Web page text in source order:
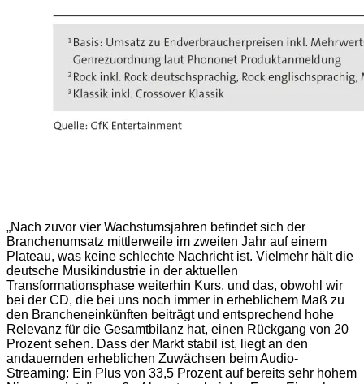
„Nach zuvor vier Wachstumsjahren befindet sich der
Branchenumsatz mittlerweile im zweiten Jahr auf einem
Plateau, was keine schlechte Nachricht ist. Vielmehr hält die
deutsche Musikindustrie in der aktuellen
Transformationsphase weiterhin Kurs, und das, obwohl wir
bei der CD, die bei uns noch immer in erheblichem Maß zu
den Brancheneinkünften beiträgt und entsprechend hohe
Relevanz für die Gesamtbilanz hat, einen Rückgang von 20
Prozent sehen. Dass der Markt stabil ist, liegt an den
andauernden erheblichen Zuwächsen beim Audio-
Streaming: Ein Plus von 33,5 Prozent auf bereits sehr hohem